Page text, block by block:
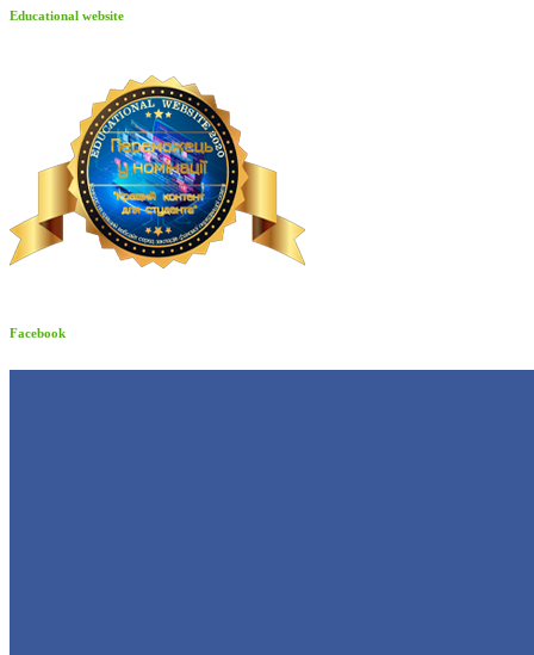
Educational website
Facebook